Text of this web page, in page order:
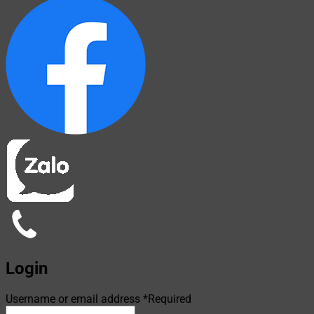
Login
Username or email address *Required